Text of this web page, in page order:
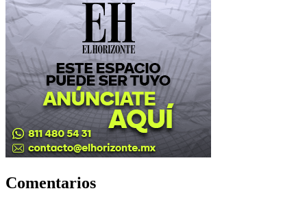
Comentarios